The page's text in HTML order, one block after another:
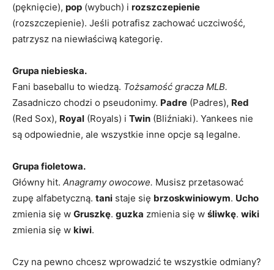
(pęknięcie), pop (wybuch) i rozszczepienie
(rozszczepienie). Jeśli potrafisz zachować uczciwość,
patrzysz na niewłaściwą kategorię.
Grupa niebieska.
Fani baseballu to wiedzą. Tożsamość gracza MLB.
Zasadniczo chodzi o pseudonimy. Padre (Padres), Red
(Red Sox), Royal (Royals) i Twin (Bliźniaki). Yankees nie
są odpowiednie, ale wszystkie inne opcje są legalne.
Grupa fioletowa.
Główny hit. Anagramy owocowe. Musisz przetasować
zupę alfabetyczną. tani staje się brzoskwiniowym. Ucho
zmienia się w Gruszkę. guzka zmienia się w śliwkę. wiki
zmienia się w kiwi.
Czy na pewno chcesz wprowadzić te wszystkie odmiany?